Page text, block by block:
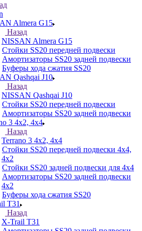
Almera G15
Назад
NISSAN Almera G15
Стойки SS20 передней подвески
Амортизаторы SS20 задней подвески
Буферы хода сжатия SS20
Qashqai J10
Назад
NISSAN Qashqai J10
Стойки SS20 передней подвески
Амортизаторы SS20 задней подвески
3 4х2, 4х4
Назад
Terrano 3 4х2, 4х4
Стойки SS20 передней подвески 4х4,
4x2
Стойки SS20 задней подвески для 4х4
Амортизаторы SS20 задней подвески
4х2
Буферы хода сжатия SS20
T31
Назад
X-Trail T31